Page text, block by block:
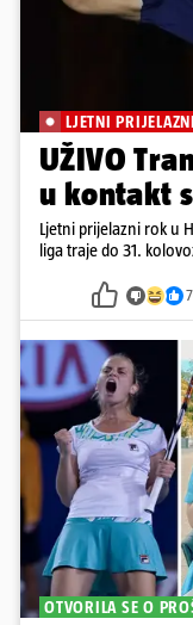
LJETNI
UŽIVO
u kontakt
Ljetni prijelazni rok u
liga traje do 31.
OTVORILA SE O